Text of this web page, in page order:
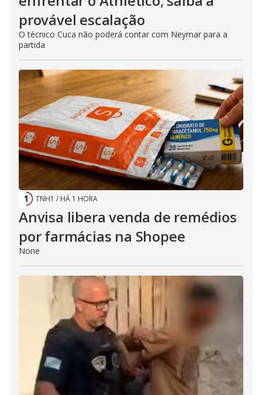
provável escalação
O técnico Cuca não poderá contar com Neymar para a
partida
TNH1 / HÁ 1 HORA
Anvisa libera venda de remédios
por farmácias na Shopee
None